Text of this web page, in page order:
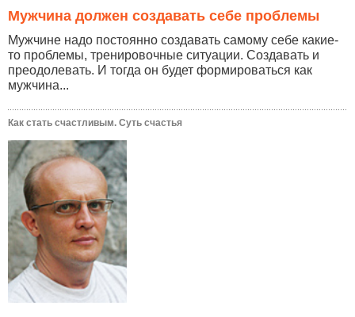
Мужчина должен создавать себе проблемы
Мужчине надо постоянно создавать самому себе какие-
то проблемы, тренировочные ситуации. Создавать и
преодолевать. И тогда он будет формироваться как
мужчина...
Как стать счастливым. Суть счастья